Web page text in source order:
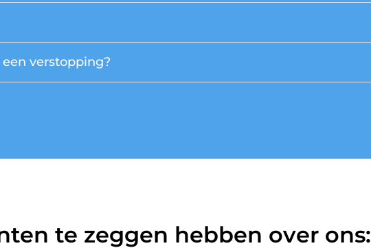
verstopping?
te zeggen hebben over ons: